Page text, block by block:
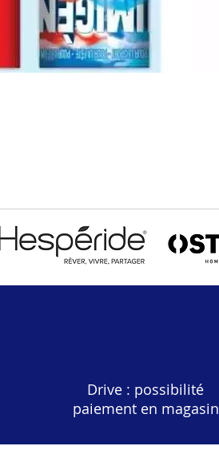
Drive : possibilité
paiement en magasin